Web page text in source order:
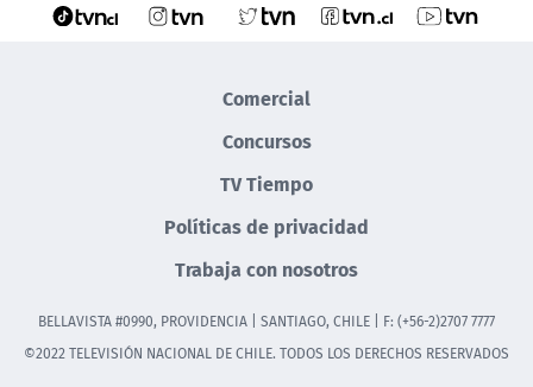
Comercial
Concursos
TV Tiempo
Políticas de privacidad
Trabaja con nosotros
BELLAVISTA #0990, PROVIDENCIA | SANTIAGO, CHILE | F: (+56-2)2707 7777
©2022 TELEVISIÓN NACIONAL DE CHILE. TODOS LOS DERECHOS RESERVADOS